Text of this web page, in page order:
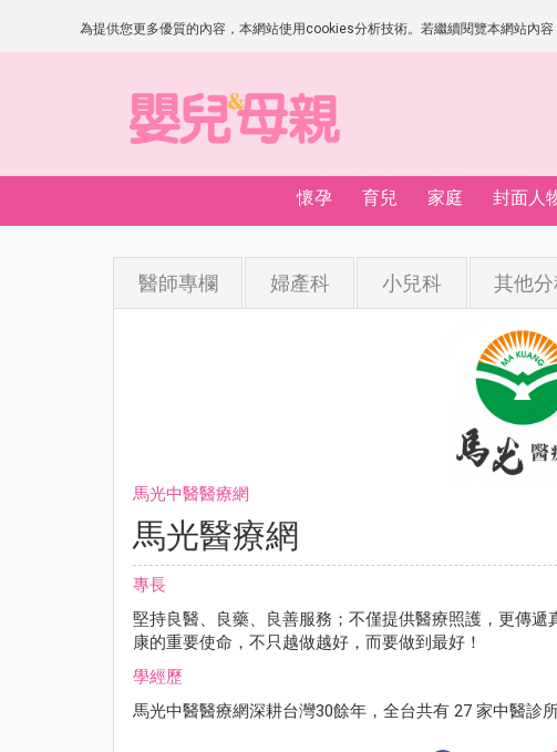
為提供您更多優質的內容，本網站使用cookies分析技術。若繼續閱覽本網站內
懷孕 育兒 家庭 封面人
醫師專欄 婦產科 小兒科 其他
馬光中醫醫療網
馬光醫療網
專長
堅持良醫、良藥、良善服務；不僅提供醫療照護，更傳
康的重要使命，不只越做越好，而要做到最好！
學經歷
馬光中醫醫療網深耕台灣30餘年，全台共有 27 家中醫診所